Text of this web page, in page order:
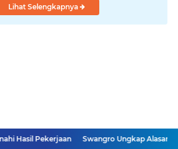
Lihat Selengkapnya
Swangro Ungkap Alasan PD AIJ Ambil